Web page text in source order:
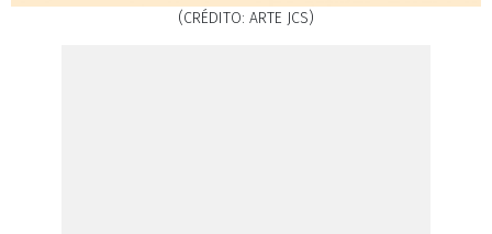
(CRÉDITO: ARTE JCS)